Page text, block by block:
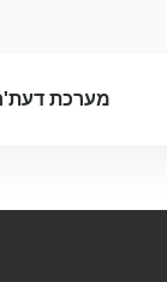
מערכת